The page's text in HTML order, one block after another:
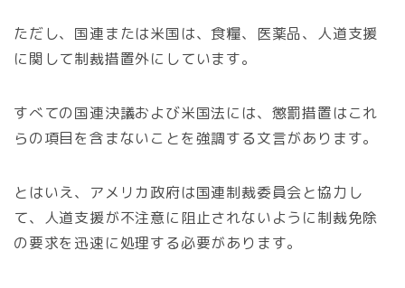
ただし、国連または米国は、食糧、医薬品、人道支援
に関して制裁措置外にしています。
すべての国連決議および米国法には、懲罰措置はこれ
らの項目を含まないことを強調する文言があります。
とはいえ、アメリカ政府は国連制裁委員会と協力し
て、人道支援が不注意に阻止されないように制裁免除
の要求を迅速に処理する必要があります。